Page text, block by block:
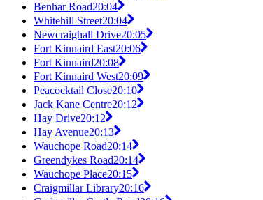
Benhar Road20:04
Whitehill Street20:04
Newcraighall Drive20:05
Fort Kinnaird East20:06
Fort Kinnaird20:08
Fort Kinnaird West20:09
Peacocktail Close20:10
Jack Kane Centre20:12
Hay Drive20:12
Hay Avenue20:13
Wauchope Road20:14
Greendykes Road20:14
Wauchope Place20:15
Craigmillar Library20:16